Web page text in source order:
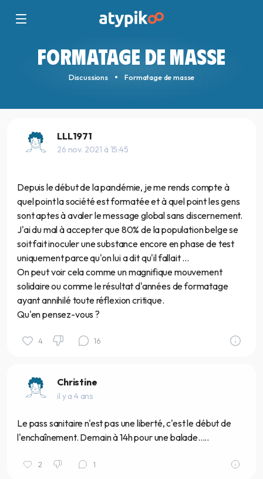
FORMATAGE DE MASSE
Discussions Formatage de masse
LLL1971
26 nov. 2021 à 15:45
Depuis le début de la pandémie, je me rends compte à
quel point la société est formatée et à quel point les gens
sont aptes à avaler le message global sans discernement.
J'ai du mal à accepter que 80% de la population belge se
soit fait inoculer une substance encore en phase de test
uniquement parce qu'on lui a dit qu'il fallait ...
On peut voir cela comme un magnifique mouvement
solidaire ou comme le résultat d'années de formatage
ayant annihilé toute réflexion critique.
Qu'en pensez-vous ?
4 16
Christine
il y a 4 ans
Le pass sanitaire n'est pas une liberté, c'est le début de
l'enchaînement. Demain à 14h pour une balade.....
2 1